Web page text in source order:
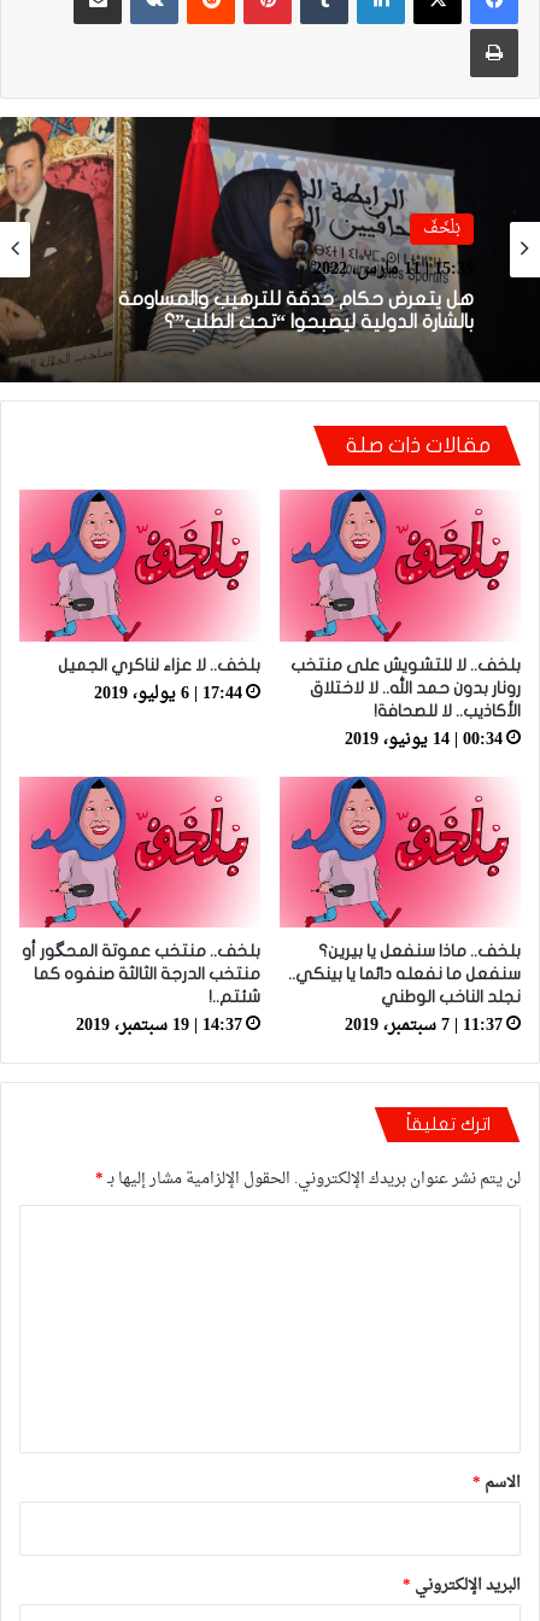
طباعة
بْلْخَفّ
15:35 | 11 مارس، 2022
هل يتعرض حكام حدقة للترهيب والمساومة
بالشارة الدولية ليصبحوا “تحت الطلب”؟
بْلْخَفّ
18:17 | 22 نوفمبر، 2021
إلى رئيس جامعة الكرة.. هل مديرية التحكيم
ضعيفة وخانعة لـ”المخرمزين.. وتخرميز
الفيسبوك”؟
مقالات ذات صلة
بلخف.. لا للتشويش على منتخب
رونار بدون حمد الله.. لا لاختلاق
الأكاذيب.. لا للصحافة!
00:34 | 14 يونيو، 2019
بلخف.. لا عزاء لناكري الجميل
17:44 | 6 يوليو، 2019
بلخف.. ماذا سنفعل يا بيرين؟
سنفعل ما نفعله دائما يا بينكي..
نجلد الناخب الوطني
11:37 | 7 سبتمبر، 2019
بلخف.. منتخب عموتة المحگور أو
منتخب الدرجة الثالثة صنفوه كما
شئتم..!
14:37 | 19 سبتمبر، 2019
اترك تعليقاً
لن يتم نشر عنوان بريدك الإلكتروني. الحقول الإلزامية مشار إليها بـ*
*
الاسم *
البريد الإلكتروني *